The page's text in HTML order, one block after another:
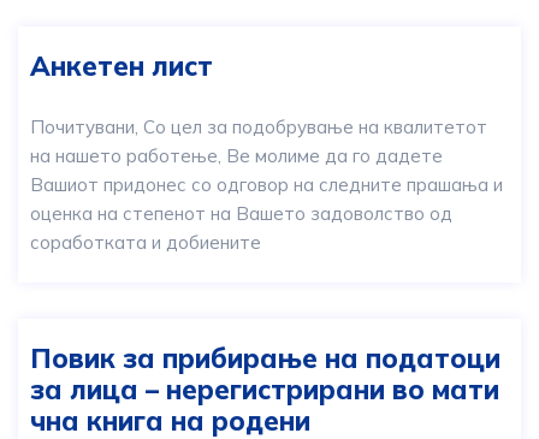
Анкетен лист
Почитувани, Со цел за подобрување на квалитетот
на нашето работење, Ве молиме да го дадете
Вашиот придонес со одговор на следните прашања и
оценка на степенот на Вашето задоволство од
соработката и добиените
Повик за прибирање на податоци
за лица – нерегистрирани во мати
чна книга на родени